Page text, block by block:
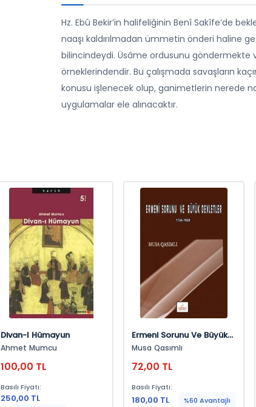
Hz. Ebû Bekir’in halifeliğinin Benî Sakîfe’de
naaşı kaldırılmadan ümmetin önderi haline
bilincindeydi. Üsâme ordusunu göndermekte
örneklerindendir. Bu çalışmada savaşların
konusu işlenecek olup, ganimetlerin nerede
uygulamalar ele alınacaktır.
Divan-I Hümayun
Ahmet Mumcu
100,00 TL
Basılı Fiyatı:
250,00 TL
Ermeni Sorunu Ve Büyük
Devletler
Musa Qasımlı
72,00 TL
Basılı Fiyatı:
180,00 TL %60 Avantajlı